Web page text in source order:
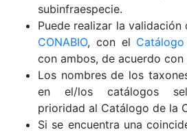
subinfraespecie.
Puede realizar la validación
CONABIO, con el
con ambos, de acuerdo con
Los nombres de los
en el/los catálogos
prioridad al Catálogo de la
Si se encuentra una